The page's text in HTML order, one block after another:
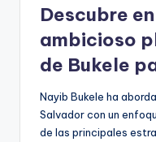
Descubre
ambicioso
de Bukele
Nayib Bukele ha
Salvador con un
de las principales